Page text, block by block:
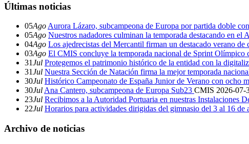
Últimas noticias
05Ago Aurora Lázaro, subcampeona de Europa por partida doble
05Ago Nuestros nadadores culminan la temporada destacando en el
04Ago Los ajedrecistas del Mercantil firman un destacado verano de
03Ago El CMIS concluye la temporada nacional de Sprint Olímpico
31Jul Protegemos el patrimonio histórico de la entidad con la
31Jul Nuestra Sección de Natación firma la mejor temporada
30Jul Histórico Campeonato de España Junior de Verano con ocho
30Jul Ana Cantero, subcampeona de Europa Sub23 CMIS 2026-07-
23Jul Recibimos a la Autoridad Portuaria en nuestras Instalaciones
22Jul Horarios para actividades dirigidas del gimnasio del 3 al 16 de
Archivo de noticias